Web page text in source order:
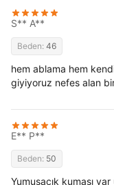
S** A**
Beden: 46
hem ablama hem
giyiyoruz nefes alan
E** P**
Beden: 50
Yumuşacık kumaşı